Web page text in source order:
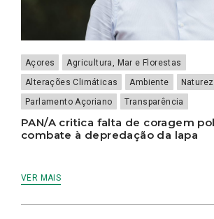
Açores
Agricultura, Mar e Florestas
Alterações Climáticas
Ambiente
Parlamento Açoriano
Transparência
PAN/A critica falta de coragem
combate à depredação da lapa
VER MAIS